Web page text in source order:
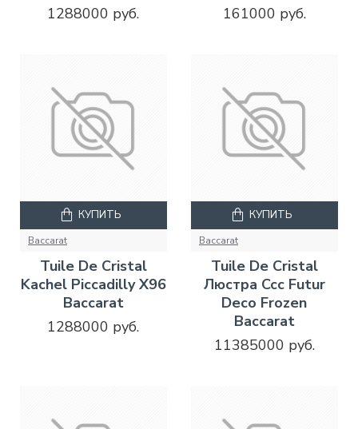
1288000 руб.
161000 руб.
Baccarat
Tuile De Cristal
Kachel Piccadilly X96
Baccarat
1288000 руб.
КУПИТЬ
Baccarat
Tuile De Cristal
Люстра Ccc Futur
Deco Frozen
Baccarat
11385000 руб.
КУПИТЬ